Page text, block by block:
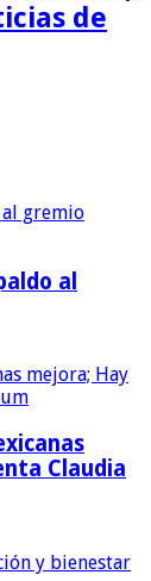
de
al
Claudia